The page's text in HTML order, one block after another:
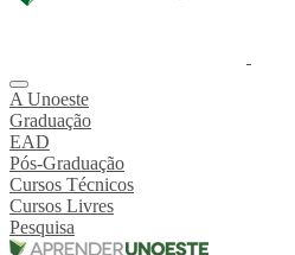
A Unoeste
Graduação
EAD
Pós-Graduação
Cursos Técnicos
Cursos Livres
Pesquisa